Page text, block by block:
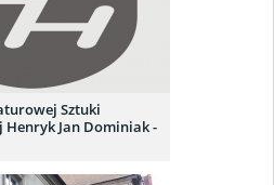
Sztuki
Jan Dominiak -